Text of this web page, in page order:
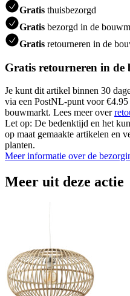
Gratis thuisbezorgd
Gratis bezorgd in de
Gratis retourneren in de
Gratis retourneren in
Je kunt dit artikel binnen 30
via een PostNL-punt voor
bouwmarkt. Lees meer over
Let op: De bedenktijd en het
op maat gemaakte artikelen en
planten.
Meer informatie over de
Meer uit deze actie